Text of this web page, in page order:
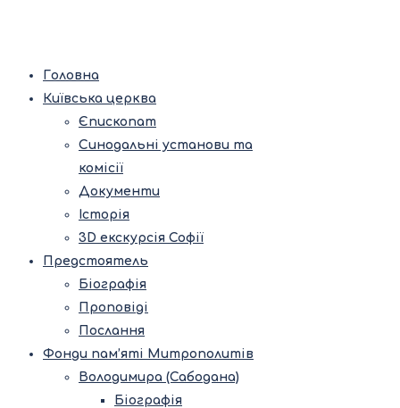
Головна
Київська церква
Єпископат
Синодальні установи та
комісії
Документи
Історія
3D екскурсія Софії
Предстоятель
Біографія
Проповіді
Послання
Фонди пам’яті Митрополитів
Володимира (Сабодана)
Біографія